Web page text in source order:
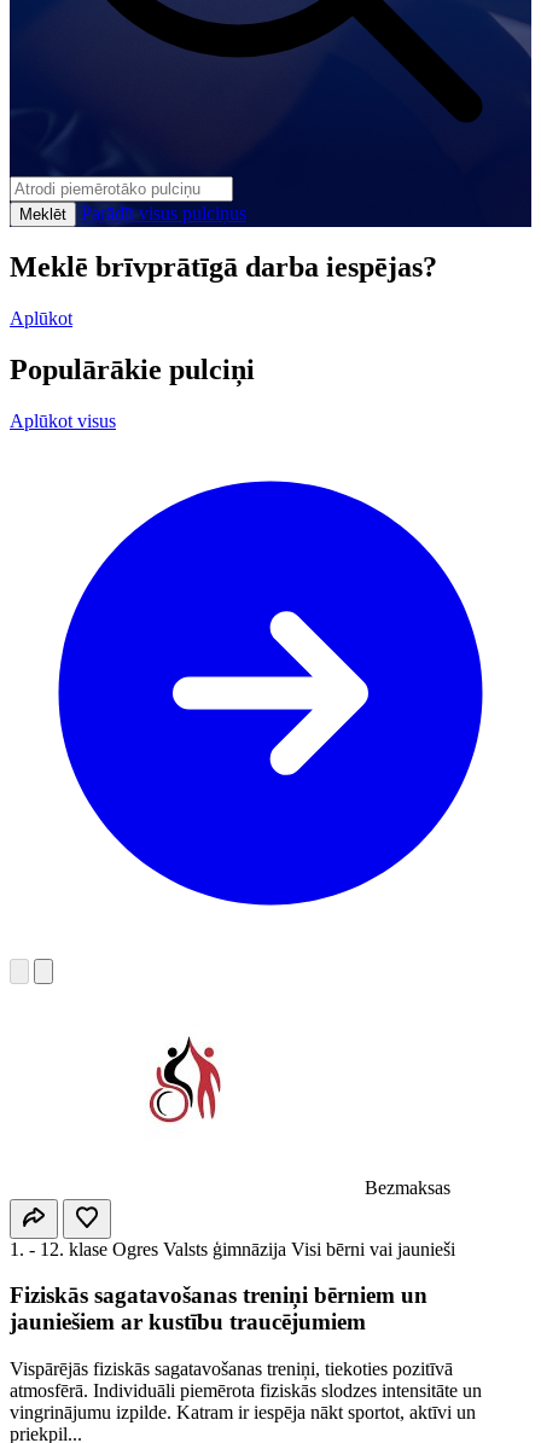
Meklēt Parādīt visus pulciņus
Meklē brīvprātīgā darba iespējas?
Aplūkot
Populārākie pulciņi
Aplūkot visus
Bezmaksas
1. - 12. klase Ogres Valsts ģimnāzija Visi bērni vai jaunieši
Fiziskās sagatavošanas treniņi bērniem un
jauniešiem ar kustību traucējumiem
Vispārējās fiziskās sagatavošanas treniņi, tiekoties pozitīvā
atmosfērā. Individuāli piemērota fiziskās slodzes intensitāte un
vingrinājumu izpilde. Katram ir iespēja nākt sportot, aktīvi un
priekpil...